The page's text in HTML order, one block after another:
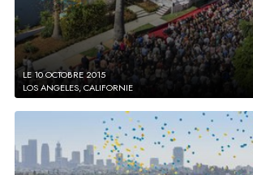
LE 10 OCTOBRE 2015
LOS ANGELES, CALIFORNIE